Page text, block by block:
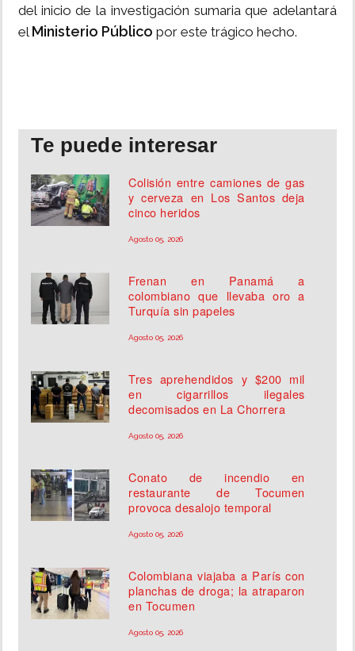
del inicio de la investigación sumaria que adelantará
el Ministerio Público por este trágico hecho.
Te puede interesar
Colisión entre camiones de gas
y cerveza en Los Santos deja
cinco heridos
Agosto 05, 2026
Frenan en Panamá a
colombiano que llevaba oro a
Turquía sin papeles
Agosto 05, 2026
Tres aprehendidos y $200 mil
en cigarrillos ilegales
decomisados en La Chorrera
Agosto 05, 2026
Conato de incendio en
restaurante de Tocumen
provoca desalojo temporal
Agosto 05, 2026
Colombiana viajaba a París con
planchas de droga; la atraparon
en Tocumen
Agosto 05, 2026